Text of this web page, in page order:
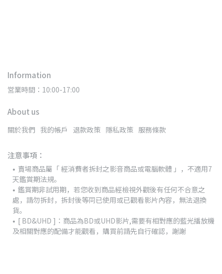
Information
営業時間：10:00-17:00
About us
關於我們 我的帳戶 退款政策 隱私政策 服務條款
注意事項：
賣場商品屬「 經消費者拆封之影音商品或電腦軟體 」，不適用7
天鑑賞期法規。
鑑賞期非試用期，若您收到商品經檢視外觀後有任何不合意之
處，請勿拆封，拆封後等同已使用或已觀看影片內容，無法退換
貨。
[ BD&UHD ]：商品為BD或UHD影片,需要有相對應的藍光播放機
及相關對應的配備才能觀看，購買前請先自行確認，謝謝